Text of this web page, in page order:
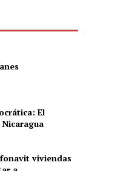
El
viviendas